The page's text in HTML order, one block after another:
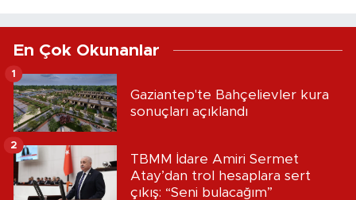
En Çok Okunanlar
Gaziantep'te Bahçelievler kura
sonuçları açıklandı
1
TBMM İdare Amiri Sermet
Atay’dan trol hesaplara sert
çıkış: “Seni bulacağım”
2